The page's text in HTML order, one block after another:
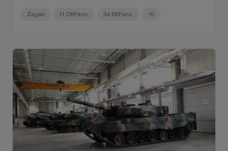
Żagań 11 DKPanc. 34 BKPanc. +5